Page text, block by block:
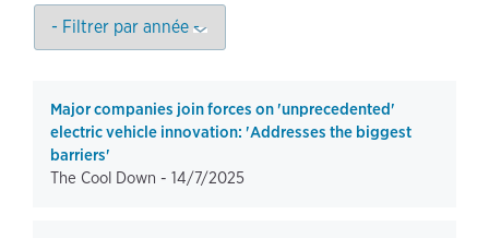
Major companies join forces on 'unprecedented'
electric vehicle innovation: 'Addresses the biggest
barriers'
The Cool Down - 14/7/2025